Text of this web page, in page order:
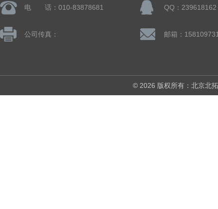
电 话：010-83878681 QQ：239618162
公司传真：
© 2026 版权所有：北京北